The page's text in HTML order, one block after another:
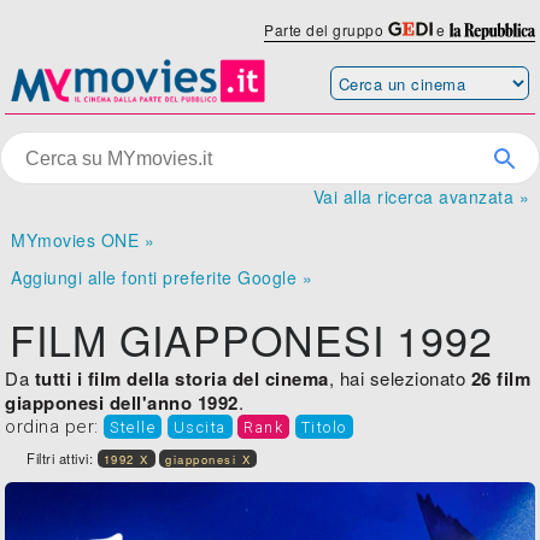
Parte del gruppo e
Vai alla ricerca avanzata »
MYmovies ONE »
Aggiungi alle fonti preferite Google »
FILM GIAPPONESI 1992
Da tutti i film della storia del cinema, hai selezionato 26 film
giapponesi dell'anno 1992.
ordina per: Stelle Uscita Rank Titolo
Filtri attivi: 1992 X giapponesi X